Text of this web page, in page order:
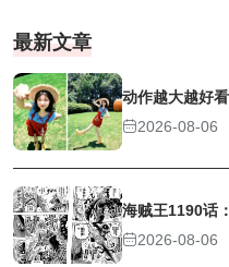
最新文章
动作越大越好
2026-08-06
海贼王1190话
2026-08-06